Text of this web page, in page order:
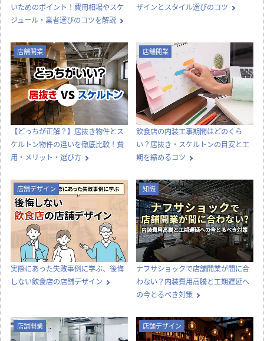
いためのポイント！費用相場やスケ
ジュール・業者選びのコツを解説
ザインとスタイル選びのコツ
店舗開業
【どっちが正解？】居抜き物件とス
ケルトン物件の違いを徹底比較！費
用・メリット・選び方
店舗開業
飲食店の内装工事期間はどのくら
い？居抜き・スケルトンの目安と工
期を縮めるコツ
店舗デザイン
実際にあった失敗事例に学ぶ、後悔
しない飲食店の店舗デザイン
知識
ナフサショックで店舗開業が間に合
わない？内装費用高騰と工期遅延へ
の今とるべき対策
店舗開業 店舗デザイン